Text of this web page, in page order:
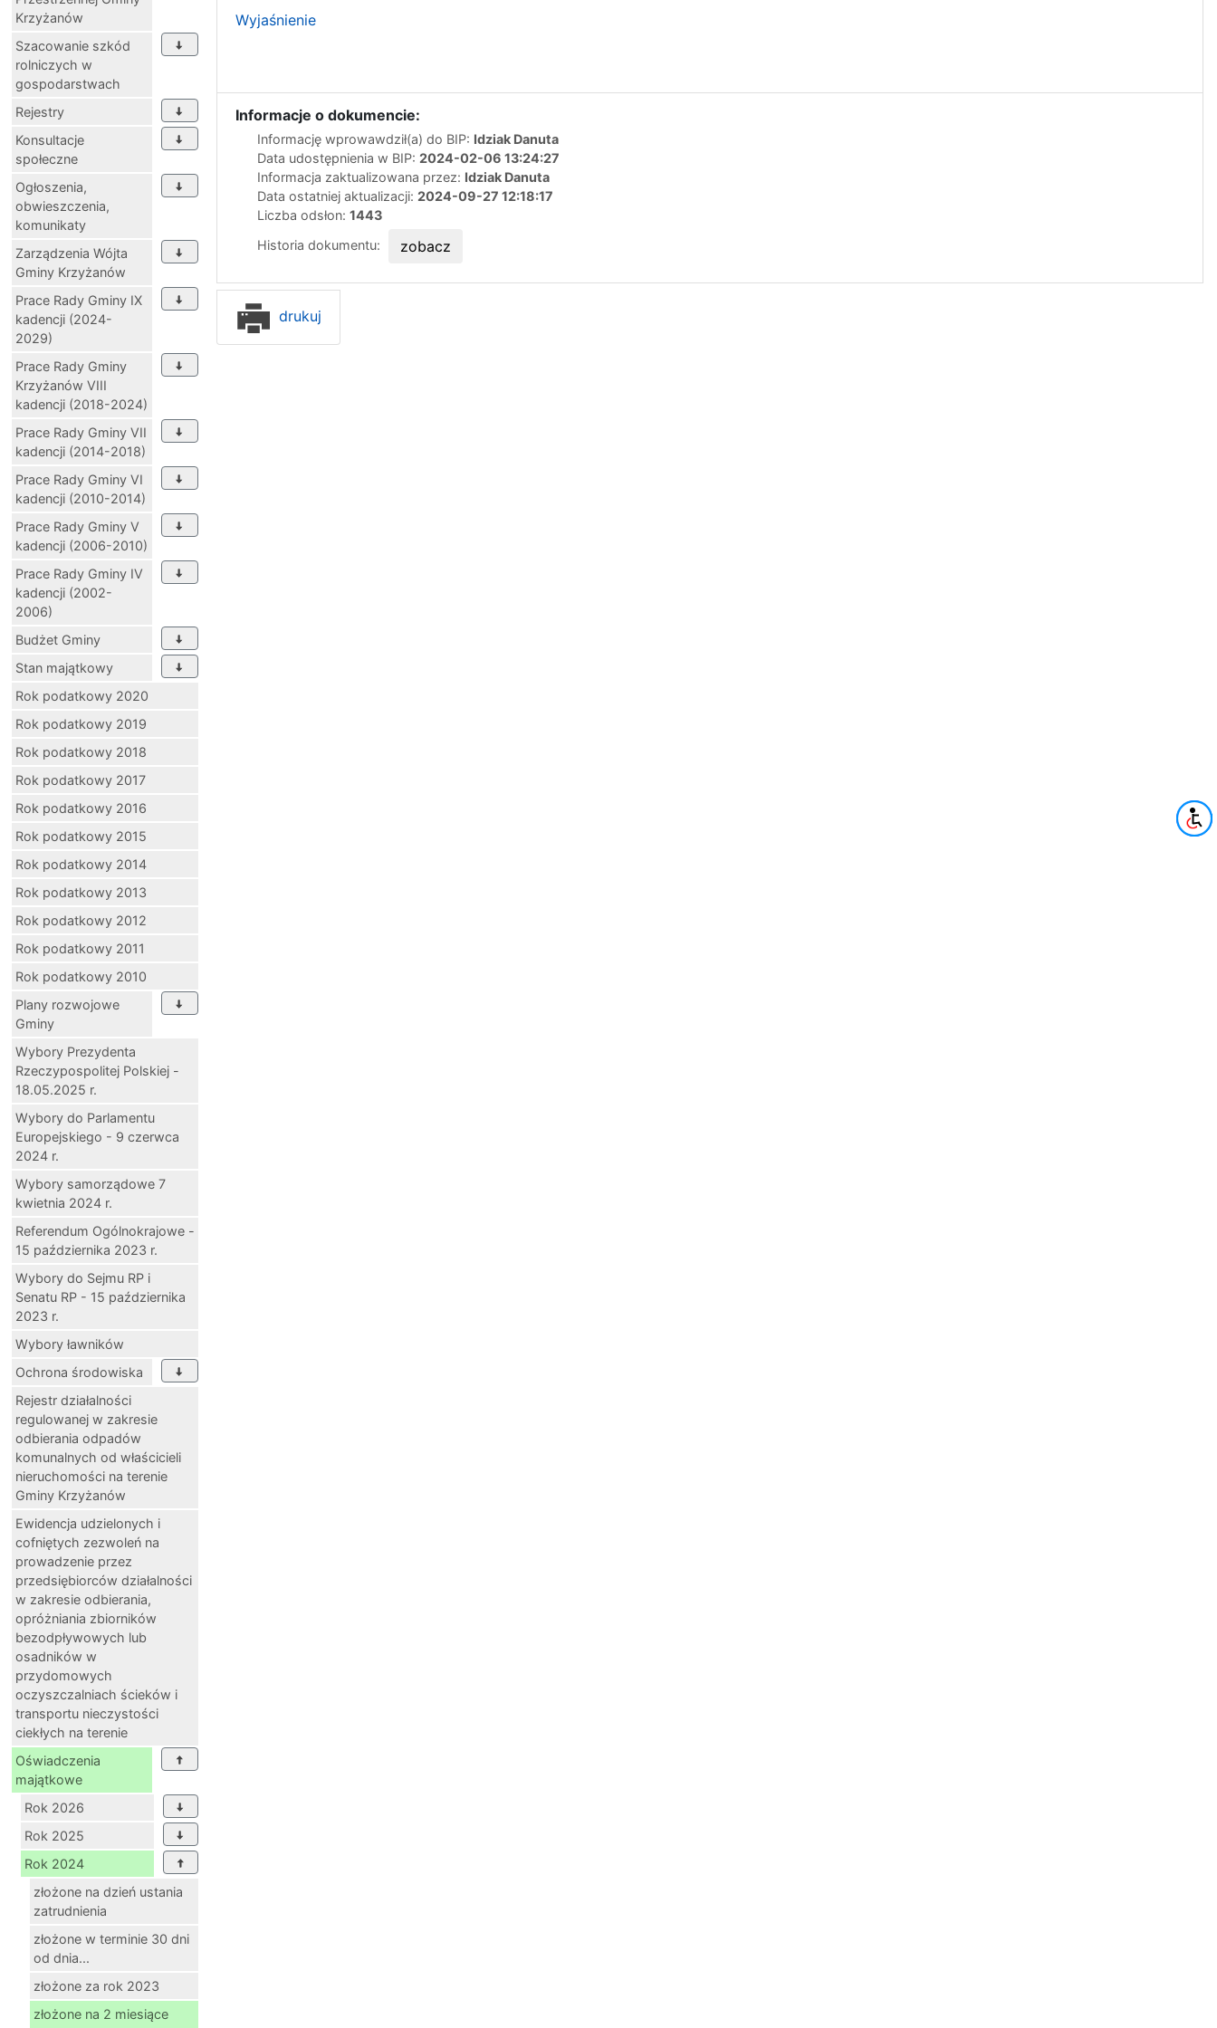
Krzyżanów
Szacowanie szkód
rolniczych w
gospodarstwach
Rejestry
Konsultacje
społeczne
Ogłoszenia,
obwieszczenia,
komunikaty
Zarządzenia Wójta
Gminy Krzyżanów
Prace Rady Gminy IX
kadencji (2024-
2029)
Prace Rady Gminy
Krzyżanów VIII
kadencji (2018-2024)
Prace Rady Gminy VII
kadencji (2014-2018)
Prace Rady Gminy VI
kadencji (2010-2014)
Prace Rady Gminy V
kadencji (2006-2010)
Prace Rady Gminy IV
kadencji (2002-
2006)
Budżet Gminy
Stan majątkowy
Rok podatkowy 2020
Rok podatkowy 2019
Rok podatkowy 2018
Rok podatkowy 2017
Rok podatkowy 2016
Rok podatkowy 2015
Rok podatkowy 2014
Rok podatkowy 2013
Rok podatkowy 2012
Rok podatkowy 2011
Rok podatkowy 2010
Plany rozwojowe
Gminy
Wybory Prezydenta
Rzeczypospolitej Polskiej -
18.05.2025 r.
Wybory do Parlamentu
Europejskiego - 9 czerwca
2024 r.
Wybory samorządowe 7
kwietnia 2024 r.
Referendum Ogólnokrajowe -
15 października 2023 r.
Wybory do Sejmu RP i
Senatu RP - 15 października
2023 r.
Wybory ławników
Ochrona środowiska
Rejestr działalności
regulowanej w zakresie
odbierania odpadów
komunalnych od właścicieli
nieruchomości na terenie
Gminy Krzyżanów
Ewidencja udzielonych i
cofniętych zezwoleń na
prowadzenie przez
przedsiębiorców działalności
w zakresie odbierania,
opróżniania zbiorników
bezodpływowych lub
osadników w
przydomowych
oczyszczalniach ścieków i
transportu nieczystości
ciekłych na terenie
Oświadczenia
majątkowe
Rok 2026
Rok 2025
Rok 2024
złożone na dzień ustania
zatrudnienia
złożone w terminie 30 dni
od dnia...
złożone za rok 2023
złożone na 2 miesiące
Wyjaśnienie
Informacje o dokumencie:
Informację wprowawdził(a) do BIP: Idziak Danuta
Data udostępnienia w BIP: 2024-02-06 13:24:27
Informacja zaktualizowana przez: Idziak Danuta
Data ostatniej aktualizacji: 2024-09-27 12:18:17
Liczba odsłon: 1443
Historia dokumentu:
zobacz
drukuj